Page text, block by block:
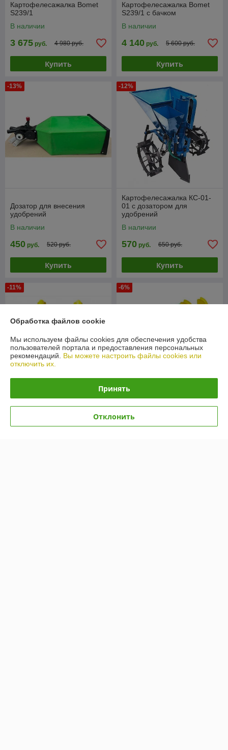
Картофелесажалка Bomet
S239/1
В наличии
3 675 руб. 4 980 руб.
Купить
Картофелесажалка Bomet
S239/1 с бачком
В наличии
4 140 руб. 5 600 руб.
Купить
-13%
Дозатор для внесения
удобрений
В наличии
450 руб. 520 руб.
Купить
-12%
Картофелесажалка КС-01-
01 с дозатором для
удобрений
В наличии
570 руб. 650 руб.
Купить
-11%
Картофелесажалка BOMET
S239
-6%
Картофелесажалка Kerland
СТ2
В наличии
Обработка файлов cookie
Мы используем файлы cookies для обеспечения удобства
пользователей портала и предоставления персональных
рекомендаций. Вы можете настроить файлы cookies или
отключить их.
Принять
Отклонить